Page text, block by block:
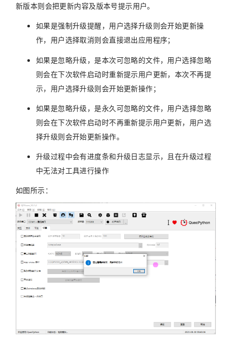
新版本则会把更新内容及版本号提示用户。
如果是强制升级提醒，用户选择升级则会开始更新操
作，用户选择取消则会直接退出应用程序；
如果是忽略升级，是本次可忽略的文件，用户选择忽略
则会在下次软件启动时重新提示用户更新，本次不再提
示，用户选择升级则会开始更新操作；
如果是忽略升级，是永久可忽略的文件，用户选择忽略
则会在下次软件启动时不再重新提示用户更新，用户选
择升级则会开始更新操作。
升级过程中会有进度条和升级日志显示，且在升级过程
中无法对工具进行操作
如图所示：